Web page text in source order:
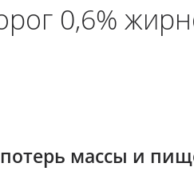
0,6%
массы и